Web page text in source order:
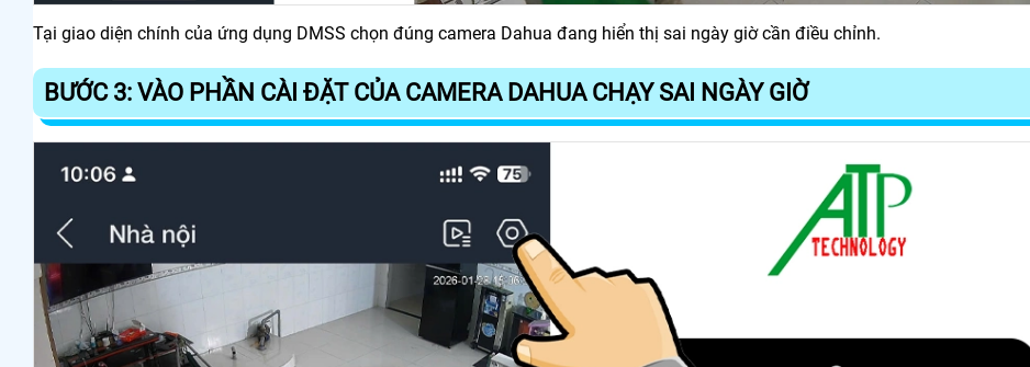
Tại giao diện chính của ứng dụng DMSS chọn đúng camera Dahua đang hiển thị sai ngày giờ cần điều chỉnh.
BƯỚC 3: VÀO PHẦN CÀI ĐẶT CỦA CAMERA DAHUA CHẠY SAI NGÀY GIỜ